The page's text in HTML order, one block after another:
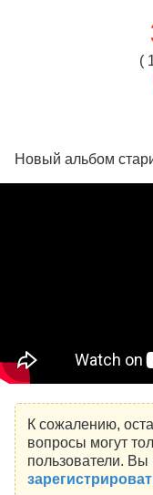
(
Новый альбом
К сожалению,
вопросы могут
пользователи.